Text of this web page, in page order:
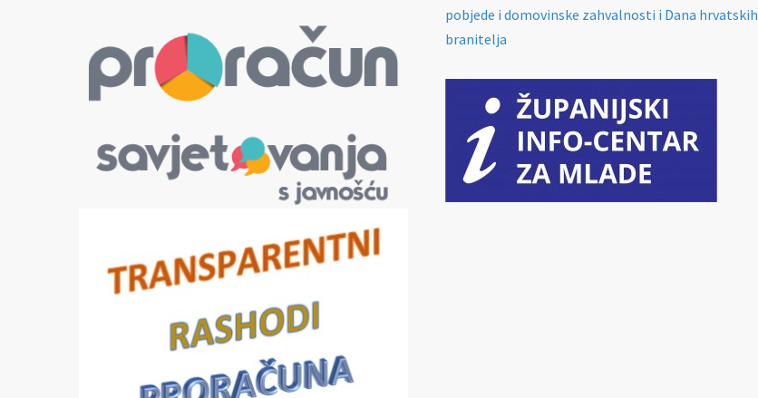
pobjede i domovinske zahvalnosti i Dana hrvatskih
branitelja